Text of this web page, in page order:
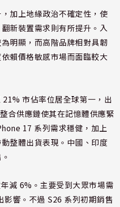
加上地緣政治不確定性，使
新裝置需求則有所提升。入
明顯，而高階品牌相對具韌
賴價格敏感市場而面臨較大
市佔率位居全球第一，出
合供應鏈使其在記憶體供應緊
17 系列需求穩健，加上
整體出貨表現。中國、印度
減 6%。主要受到大眾市場需
影響。不過 S26 系列初期銷售